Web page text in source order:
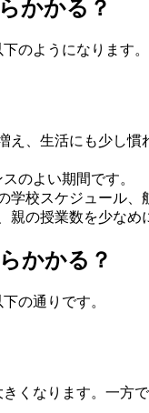
かかる？
のようになります。
え、生活にも少し
のよい期間です。
学校スケジュール
親の授業数を少な
かかる？
の通りです。
くなります。一方